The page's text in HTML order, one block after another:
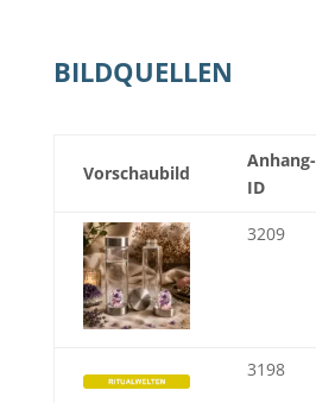
BILDQUELLEN
Vorschaubild
Anhang-
ID
3209
3198